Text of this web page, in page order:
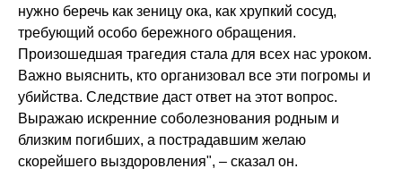
нужно беречь как зеницу ока, как хрупкий сосуд,
требующий особо бережного обращения.
Произошедшая трагедия стала для всех нас уроком.
Важно выяснить, кто организовал все эти погромы и
убийства. Следствие даст ответ на этот вопрос.
Выражаю искренние соболезнования родным и
близким погибших, а пострадавшим желаю
скорейшего выздоровления", – сказал он.